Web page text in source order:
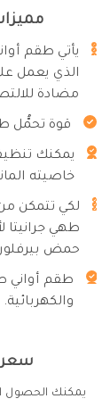
الذي يعمل
مضادة
قوة تحمُّل
يمكنك
خاصيته
لكي تتمكن
طهي جرانيتا
حمض
طقم أواني
والكهربائية.
سعر
يمكنك الحصول